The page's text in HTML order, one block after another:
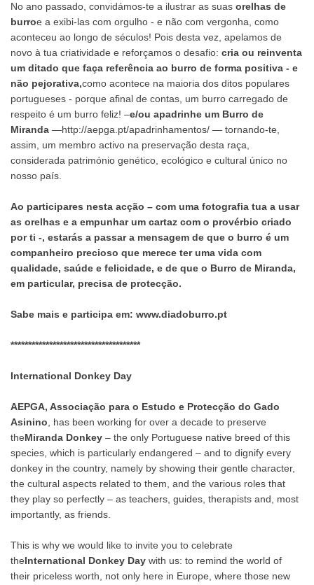
No ano passado, convidámos-te a ilustrar as suas orelhas de
burroe a exibi-las com orgulho - e não com vergonha, como
aconteceu ao longo de séculos! Pois desta vez, apelamos de
novo à tua criatividade e reforçamos o desafio: cria ou reinventa
um ditado que faça referência ao burro de forma positiva - e
não pejorativa,como acontece na maioria dos ditos populares
portugueses - porque afinal de contas, um burro carregado de
respeito é um burro feliz! –e/ou apadrinhe um Burro de
Miranda —http://aepga.pt/apadrinhamentos/ — tornando-te,
assim, um membro activo na preservação desta raça,
considerada património genético, ecológico e cultural único no
nosso país.
Ao participares nesta acção – com uma fotografia tua a usar
as orelhas e a empunhar um cartaz com o provérbio criado
por ti -, estarás a passar a mensagem de que o burro é um
companheiro precioso que merece ter uma vida com
qualidade, saúde e felicidade, e de que o Burro de Miranda,
em particular, precisa de protecção.
Sabe mais e participa em: www.diadoburro.pt
*************************************
International Donkey Day
AEPGA, Associação para o Estudo e Protecção do Gado
Asinino , has been working for over a decade to preserve
theMiranda Donkey – the only Portuguese native breed of this
species, which is particularly endangered – and to dignify every
donkey in the country, namely by showing their gentle character,
the cultural aspects related to them, and the various roles that
they play so perfectly – as teachers, guides, therapists and, most
importantly, as friends.
This is why we would like to invite you to celebrate
theInternational Donkey Day with us: to remind the world of
their priceless worth, not only here in Europe, where those new